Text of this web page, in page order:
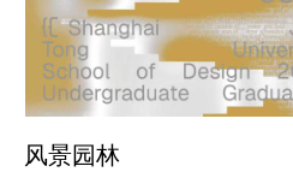
风景园林